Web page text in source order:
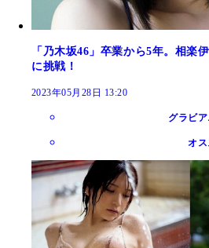
「乃木坂46」卒業から5年。相楽
に挑戦！
2023年05月28日 13:20
グラビ
オス